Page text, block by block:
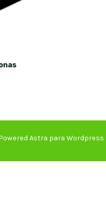
Astra para Wordpress